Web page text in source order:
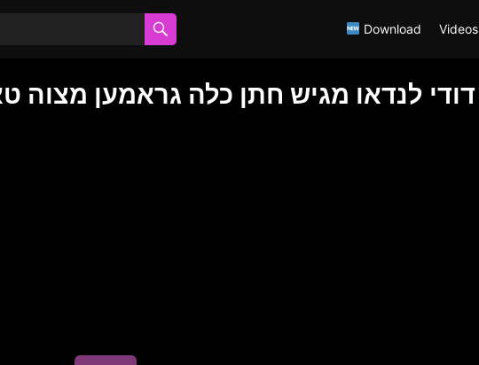
Download Videos
דודי לנדאו מגיש חתן כלה גראמען מצוה